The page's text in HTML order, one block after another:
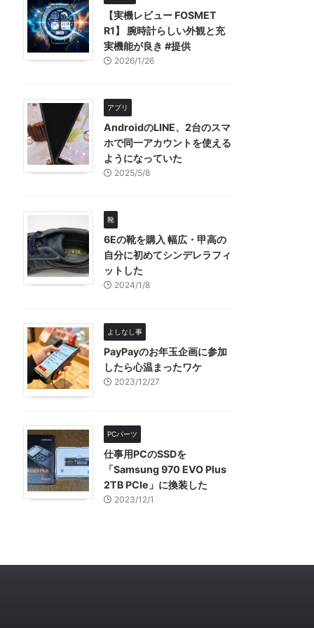
【実機レビュー FOSMET
R1】 腕時計らしい外観と充
実機能が良き #提供
2026/1/26
アプリ
AndroidのLINE、2台のスマ
ホで同一アカウントを使える
ようになっていた
2025/5/8
靴
6Eの靴を購入 幅広・甲高の
自分に初めてシンデレラフィ
ットした
2024/1/8
よしなし事
PayPayのお年玉企画に参加
したら心温まったワケ
2023/12/27
PCパーツ
仕事用PCのSSDを
「Samsung 970 EVO Plus
2TB PCIe」に換装した
2023/12/1